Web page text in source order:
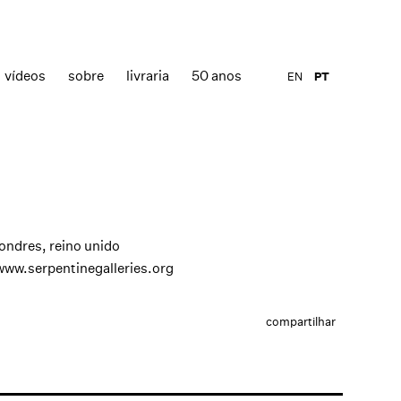
vídeos sobre livraria 50 anos PT
EN
reino unido
compartilhar